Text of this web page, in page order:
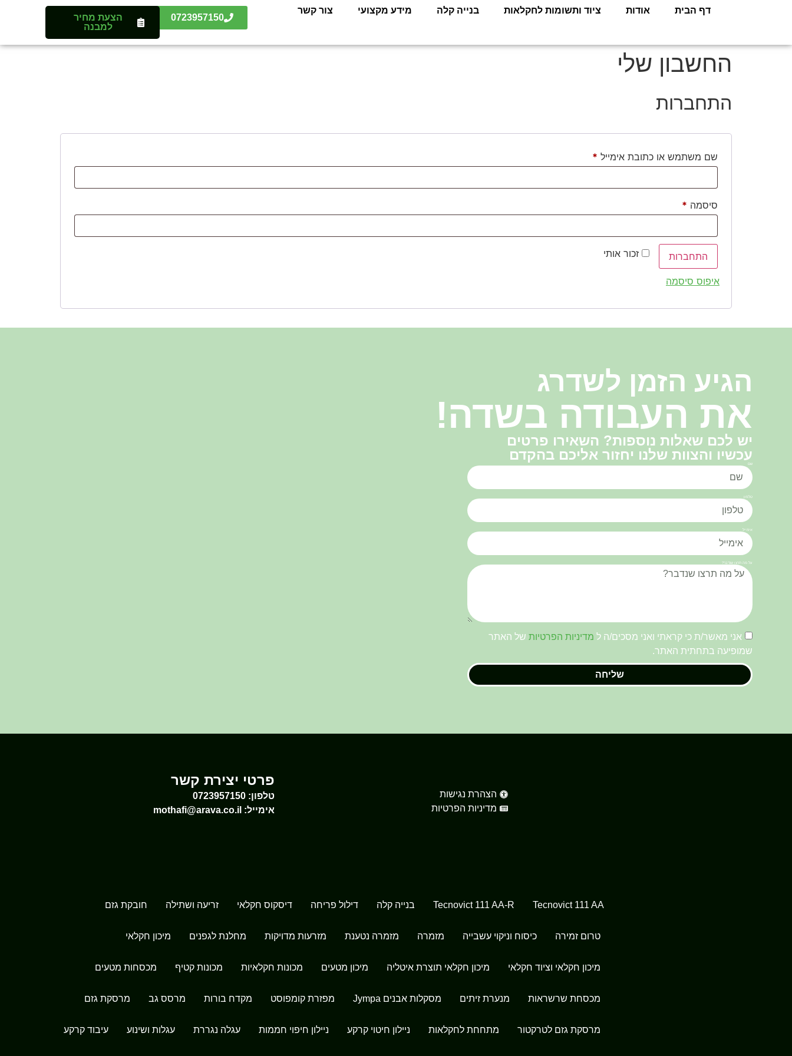
דף הבית אודות ציוד ותשומות לחקלאות בנייה קלה מידע מקצועי צור קשר
0723957150
הצעת מחיר
למבנה
החשבון שלי
התחברות
שם משתמש או כתובת אימייל *
סיסמה *
זכור אותי התחברות
איפוס סיסמה
הגיע הזמן לשדרג
את העבודה בשדה!
יש לכם שאלות נוספות? השאירו פרטים
עכשיו והצוות שלנו יחזור אליכם בהקדם
שם
טלפון
אימייל
על מה תרצו שנדבר?
אני מאשר/ת כי קראתי ואני מסכים/ה ל מדיניות הפרטיות של האתר
שמופיעה בתחתית האתר.
שליחה
פרטי יצירת קשר
טלפון: 0723957150
אימייל: mothafi@arava.co.il
הצהרת נגישות
מדיניות הפרטיות
Tecnovict 111 AA
Tecnovict 111 AA-R בנייה קלה דילול פריחה דיסקוס חקלאי זריעה ושתילה חובקת גזם
טרום זמירה כיסוח וניקוי עשבייה מזמרה מזמרה נטענת מזרעות מדויקות מחלנת לגפנים מיכון חקלאי
מיכון חקלאי וציוד חקלאי מיכון חקלאי תוצרת איטליה מיכון מטעים מכונות חקלאיות מכונות קטיף מכסחות מטעים
מכסחת שרשראות מנערת זיתים מסקלות אבנים Jympa מפזרת קומפוסט מקדח בורות מרסס גב מרסקת גזם
מרסקת גזם לטרקטור מתחחת לחקלאות ניילון חיטוי קרקע ניילון חיפוי חממות עגלה נגררת עגלות ושינוע עיבוד קרקע